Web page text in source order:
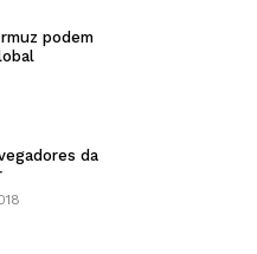
podem
da